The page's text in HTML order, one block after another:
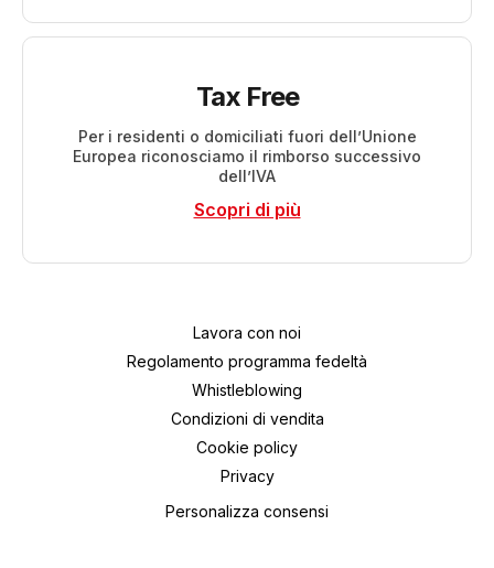
Tax Free
Per i residenti o domiciliati fuori dell’Unione
Europea riconosciamo il rimborso successivo
dell’IVA
Scopri di più
Lavora con noi
Regolamento programma fedeltà
Whistleblowing
Condizioni di vendita
Cookie policy
Privacy
Personalizza consensi